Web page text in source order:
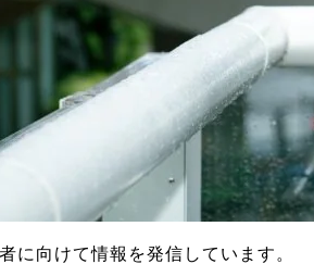
に向けて情報を発信しています。